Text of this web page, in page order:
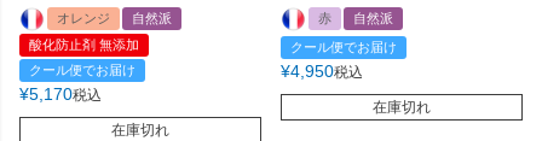
オレンジ
自然派
酸化防止剤 無添加
クール便でお届け
¥5,170税込
在庫切れ
赤
自然派
クール便でお届け
¥4,950税込
在庫切れ